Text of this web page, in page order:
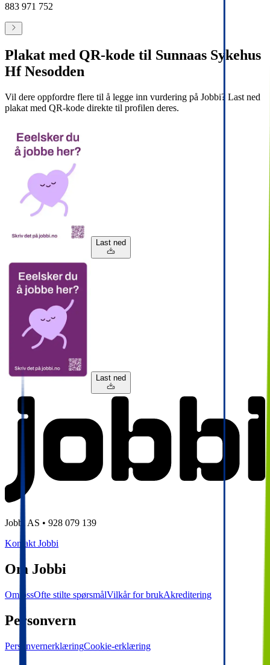
883 971 752
Plakat med QR-kode til Sunnaas Sykehus
Hf Nesodden
Vil dere oppfordre flere til å legge inn vurdering på Jobbi? Last ned
plakat med QR-kode direkte til profilen deres.
Last ned
Last ned
Jobbi AS • 928 079 139
Kontakt Jobbi
Om Jobbi
Om ossOfte stilte spørsmålVilkår for brukAkreditering
Personvern
PersonvernerklæringCookie-erklæring